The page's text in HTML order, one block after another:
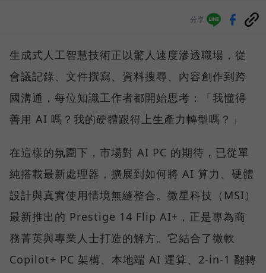
分享
生成式人工智慧技術正以驚人速度滲透職場，從
會議記錄、文件撰寫、資料搜尋、內容創作到跨
國溝通，每位知識工作者都開始思考：「我懂得
善用 AI 嗎？我的硬體跟得上生產力轉型嗎？」
在這樣的氛圍下，市場對 AI PC 的期待，已從單
純搭載最新處理器，擴展到如何將 AI 算力、硬體
設計與真實使用情境無縫整合。微星科技（MSI）
最新推出的 Prestige 14 Flip AI+，正是專為商
務菁英與專業人士打造的解方。它結合了微軟
Copilot+ PC 架構、本地端 AI 運算、2-in-1 翻轉